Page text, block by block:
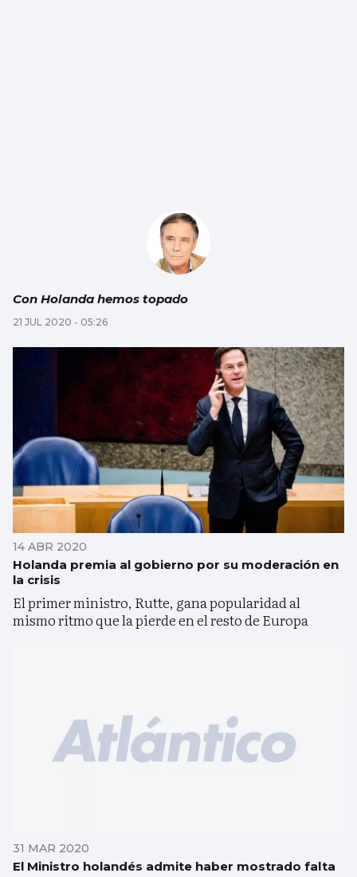
Con Holanda hemos topado
21 JUL 2020 - 05:26
14 ABR 2020
Holanda premia al gobierno por su moderación en
la crisis
El primer ministro, Rutte, gana popularidad al
mismo ritmo que la pierde en el resto de Europa
31 MAR 2020
El Ministro holandés admite haber mostrado falta